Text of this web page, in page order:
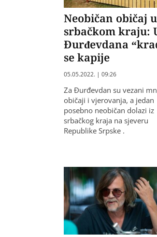
Neobičan običaj u
srbačkom kraju:
Đurđevdana
se kapije
05.05.2022. | 09:26
Za Đurđevdan su vezani
običaji i vjerovanja, a jedan
posebno neobičan dolazi iz
srbačkog kraja na sjeveru
Republike Srpske .